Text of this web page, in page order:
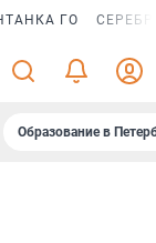
ГО
Образование в